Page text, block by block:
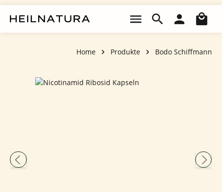
Home Produkte Bodo Schiffmann
Bildergalerie überspringen